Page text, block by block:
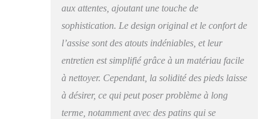
salon, la chambre
d'amis, la maison de
vacances comme chaise
de lecture, chaise pour
le coin thé ou chaise de
Assemblage facile - La
chaise de salle à
manger est facile à
aux attentes, ajoutant une touche de
sophistication. Le design original et le confort de
l’assise sont des atouts indéniables, et leur
entretien est simplifié grâce à un matériau facile
à nettoyer. Cependant, la solidité des pieds laisse
à désirer, ce qui peut poser problème à long
terme, notamment avec des patins qui se